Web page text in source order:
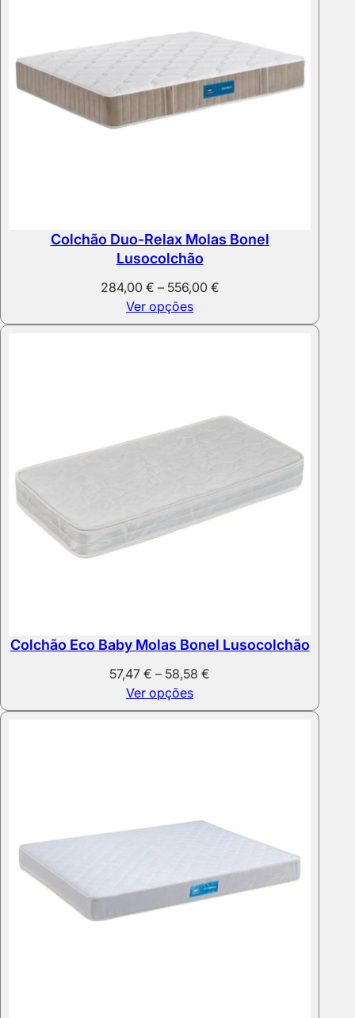
Colchão Duo-Relax Molas Bonel
Lusocolchão
284,00 € – 556,00 €Price
284,00 €
Ver opções
Colchão Eco Baby Molas Bonel Lusocolchão
57,47€ – 58,58€
57,47 €
Ver opções